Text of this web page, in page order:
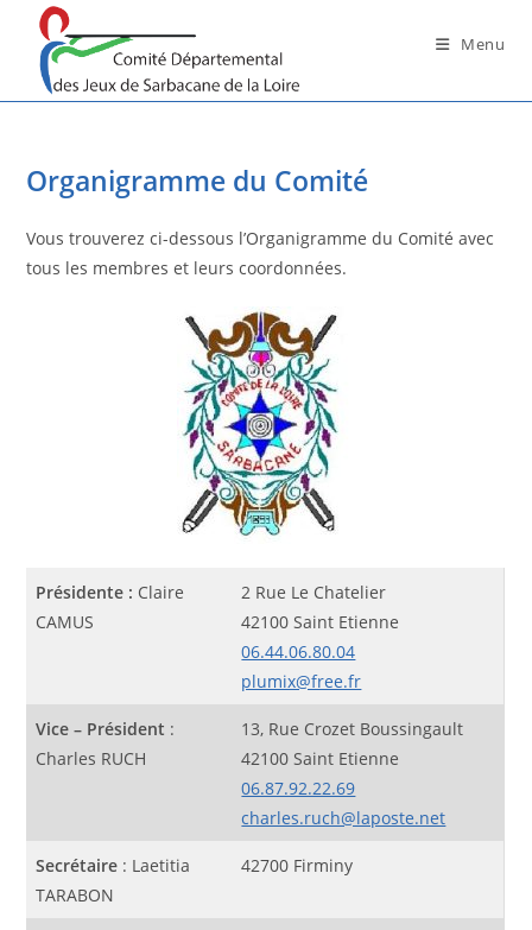
content
Menu
Organigramme du Comité
Vous trouverez ci-dessous l’Organigramme du Comité avec
tous les membres et leurs coordonnées.
Présidente : Claire
CAMUS
2 Rue Le Chatelier
42100 Saint Etienne
06.44.06.80.04
plumix@free.fr
Vice – Président :
Charles RUCH
13, Rue Crozet Boussingault
42100 Saint Etienne
06.87.92.22.69
charles.ruch@laposte.net
Secrétaire : Laetitia
TARABON
42700 Firminy